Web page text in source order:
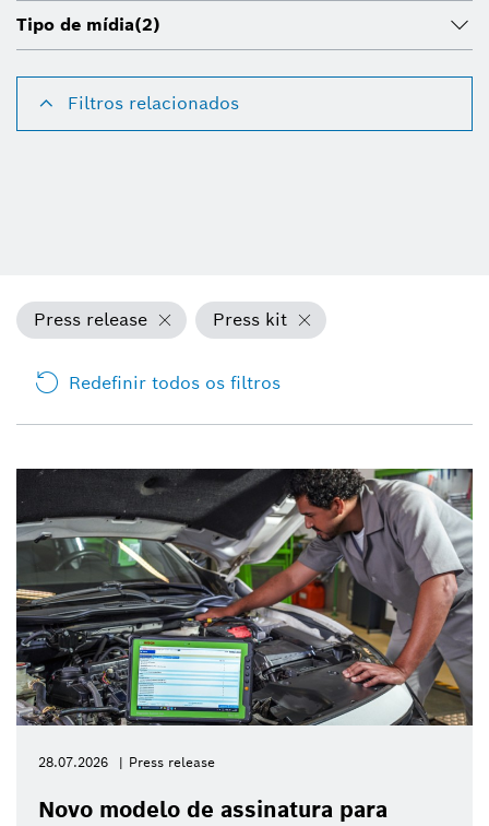
Tipo de mídia(2)
Filtros relacionados
Press release Press kit
Redefinir todos os filtros
28.07.2026 Press release
Novo modelo de assinatura para